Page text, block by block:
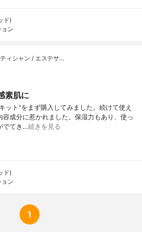
ド)
ン
ィシャン / エステサ…
素肌に
ット"をまず購入してみました。続けて使え
容成分に惹かれました。保湿力もあり、使っ
でてき…続きを見る
ド)
ン
1